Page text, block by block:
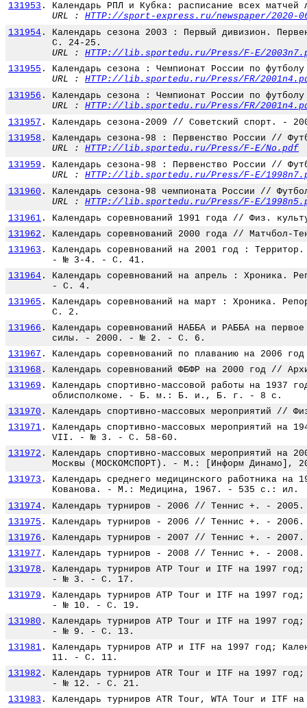
131953 .
Календарь РПЛ и Кубка: расписание всех
URL : HTTP://sport-express.ru/newspaper/2020-
131954 .
Календарь сезона 2003 : Первый дивизион.
С. 24-25.
URL : HTTP://lib.sportedu.ru/Press/F-E/
131955 .
Календарь сезона : Чемпионат России по
URL : HTTP://lib.sportedu.ru/Press/FR/
131956 .
Календарь сезона : Чемпионат России по
URL : HTTP://lib.sportedu.ru/Press/FR/
131957 .
Календарь сезона-2009 // Советский спорт. -
131958 .
Календарь сезона-98 : Первенство России //
URL : HTTP://lib.sportedu.ru/Press/F-E/No.pdf
131959 .
Календарь сезона-98 : Первенство России //
URL : HTTP://lib.sportedu.ru/Press/F-E/
131960 .
Календарь сезона-98 чемпионата России //
URL : HTTP://lib.sportedu.ru/Press/F-E/
131961 .
Календарь соревнований 1991 года // Физ.
131962 .
Календарь соревнований 2000 года //
131963 .
Календарь соревнований на 2001 год :
- № 3-4. - С. 41.
131964 .
Календарь соревнований на апрель :
- С. 4.
131965 .
Календарь соревнований на март : Хроника.
С. 2.
131966 .
Календарь соревнований НАББА и РАББА на
силы. - 2000. - № 2. - С. 6.
131967 .
Календарь соревнований по плаванию на
131968 .
Календарь соревнований ФБФР на 2000 год //
131969 .
Календарь спортивно-массовой работы на 1937
облисполкоме. - Б. м.: Б. и., Б. г. - 8 с.
131970 .
Календарь спортивно-массовых
131971 .
Календарь спортивно-массовых мероприятий
VII. - № 3. - С. 58-60.
131972 .
Календарь спортивно-массовых мероприятий на
Москвы (МОСКОМСПОРТ). - М.: [Информ Динамо],
131973 .
Календарь среднего медицинского работника
Кованова. - М.: Медицина, 1967. - 535 с.: ил.
131974 .
Календарь турниров - 2006 // Теннис +. -
131975 .
Календарь турниров - 2006 // Теннис +. -
131976 .
Календарь турниров - 2007 // Теннис +. -
131977 .
Календарь турниров - 2008 // Теннис +. -
131978 .
Календарь турниров ATP Tour и ITF на 1997
- № 3. - С. 17.
131979 .
Календарь турниров ATP Tour и ITF на 1997
- № 10. - С. 19.
131980 .
Календарь турниров ATP Tour и ITF на 1997
- № 9. - С. 13.
131981 .
Календарь турниров ATP и ITF на 1997 год;
11. - С. 11.
131982 .
Календарь турниров ATR Tour и ITF на 1997
- № 12. - С. 21.
131983 . Календарь турниров ATR Tour, WTA Tour и